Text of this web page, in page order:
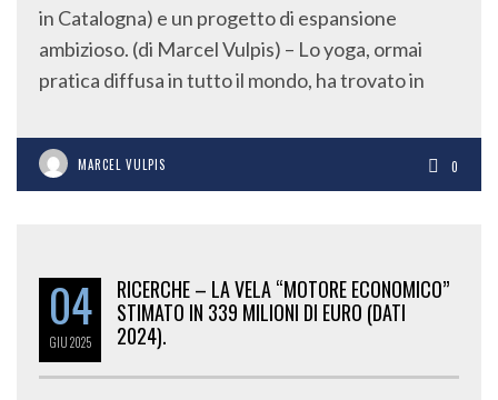
in Catalogna) e un progetto di espansione
ambizioso. (di Marcel Vulpis) – Lo yoga, ormai
pratica diffusa in tutto il mondo, ha trovato in
MARCEL VULPIS 0
04
GIU2025
RICERCHE – LA VELA “MOTORE ECONOMICO”
STIMATO IN 339 MILIONI DI EURO (DATI
2024).